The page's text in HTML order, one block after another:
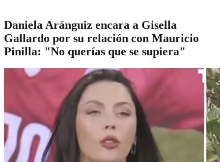
Daniela Aránguiz encara a Gisella
Gallardo por su relación con Mauricio
Pinilla: "No querías que se supiera"